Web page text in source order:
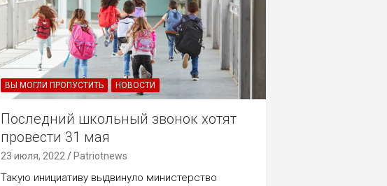
ВЫ МОГЛИ ПРОПУСТИТЬ НОВОСТИ
Последний школьный звонок хотят
провести 31 мая
23 июля, 2022 Patriotnews
Такую инициативу выдвинуло министерство